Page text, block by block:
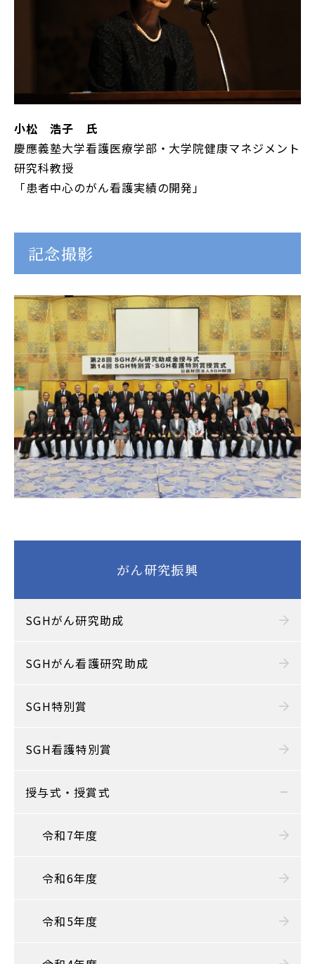
小松 浩子 氏
慶應義塾大学看護医療学部・大学院健康マネジメント
研究科教授
「患者中心のがん看護実績の開発」
記念撮影
がん研究振興
SGHがん研究助成
SGHがん看護研究助成
SGH特別賞
SGH看護特別賞
授与式・授賞式
令和7年度
令和6年度
令和5年度